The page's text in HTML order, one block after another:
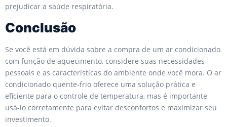
prejudicar a saúde respiratória.
Conclusão
Se você está em dúvida sobre a compra de um ar condicionado
com função de aquecimento, considere suas necessidades
pessoais e as características do ambiente onde você mora. O ar
condicionado quente-frio oferece uma solução prática e
eficiente para o controle de temperatura, mas é importante
usá-lo corretamente para evitar desconfortos e maximizar seu
investimento.